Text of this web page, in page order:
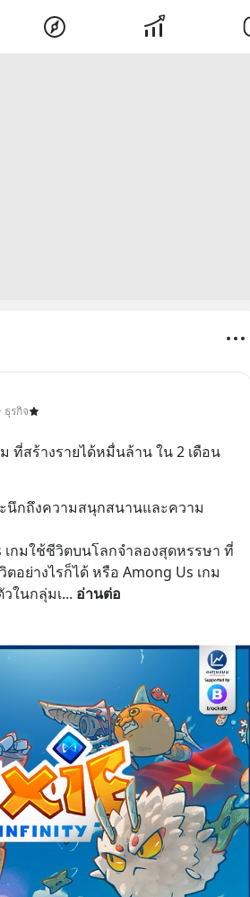
ธุรกิจ
ที่สร้างรายได้หมื่นล้าน ใน 2 เดือน
นึกถึงความสนุกสนานและความ
เกมใช้ชีวิตบนโลกจำลองสุดหรรษา ที่
อย่างไรก็ได้ หรือ Among Us เกม
ในกลุ่มเ... อ่านต่อ